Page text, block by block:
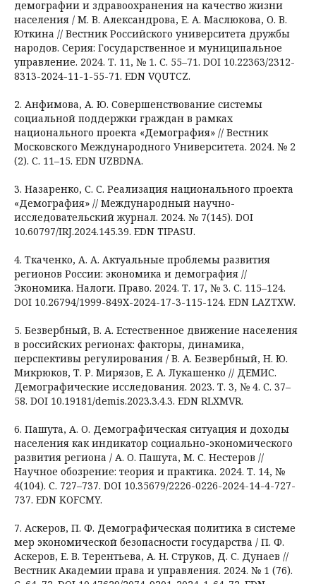
демографии и здравоохранения на качество жизни
населения / М. В. Александрова, Е. А. Маслюкова, О. В.
Юткина // Вестник Российского университета дружбы
народов. Серия: Государственное и муниципальное
управление. 2024. Т. 11, № 1. С. 55–71. DOI 10.22363/2312-
8313-2024-11-1-55-71. EDN VQUTCZ.
2. Анфимова, А. Ю. Совершенствование системы
социальной поддержки граждан в рамках
национального проекта «Демография» // Вестник
Московского Международного Университета. 2024. № 2
(2). С. 11–15. EDN UZBDNA.
3. Назаренко, С. С. Реализация национального проекта
«Демография» // Международный научно-
исследовательский журнал. 2024. № 7(145). DOI
10.60797/IRJ.2024.145.39. EDN TIPASU.
4. Ткаченко, А. А. Актуальные проблемы развития
регионов России: экономика и демография //
Экономика. Налоги. Право. 2024. Т. 17, № 3. С. 115–124.
DOI 10.26794/1999-849X-2024-17-3-115-124. EDN LAZTXW.
5. Безвербный, В. А. Естественное движение населения
в российских регионах: факторы, динамика,
перспективы регулирования / В. А. Безвербный, Н. Ю.
Микрюков, Т. Р. Мирязов, Е. А. Лукашенко // ДЕМИС.
Демографические исследования. 2023. Т. 3, № 4. С. 37–
58. DOI 10.19181/demis.2023.3.4.3. EDN RLXMVR.
6. Пашута, А. О. Демографическая ситуация и доходы
населения как индикатор социально-экономического
развития региона / А. О. Пашута, М. С. Нестеров //
Научное обозрение: теория и практика. 2024. Т. 14, №
4(104). С. 727–737. DOI 10.35679/2226-0226-2024-14-4-727-
737. EDN KOFCMY.
7. Аскеров, П. Ф. Демографическая политика в системе
мер экономической безопасности государства / П. Ф.
Аскеров, Е. В. Терентьева, А. Н. Струков, Д. С. Дунаев //
Вестник Академии права и управления. 2024. № 1 (76).